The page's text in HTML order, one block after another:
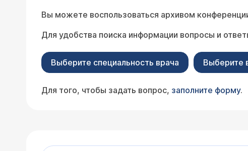
Вы можете воспользоваться архивом
Для удобства поиска информации вопросы и
Выберите специальность врача Выберите
Для того, чтобы задать вопрос, заполните форму.